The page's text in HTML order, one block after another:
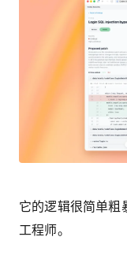
它的逻辑很简单粗
工程师。